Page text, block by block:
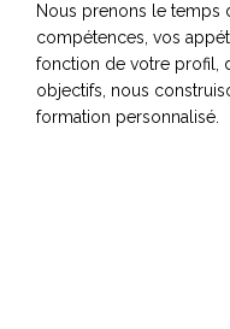
Nous prenons le temps
compétences, vos
fonction de votre profil,
objectifs, nous
formation personnalisé.